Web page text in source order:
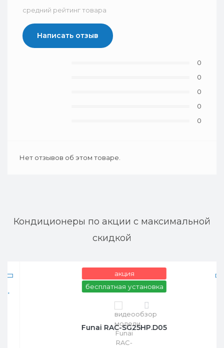
средний рейтинг товара
Написать отзыв
0
0
0
0
0
Нет отзывов об этом товаре.
Кондиционеры по акции с максимальной
скидкой
акция
бесплатная установка
Funai RAC-SG25HP.D05